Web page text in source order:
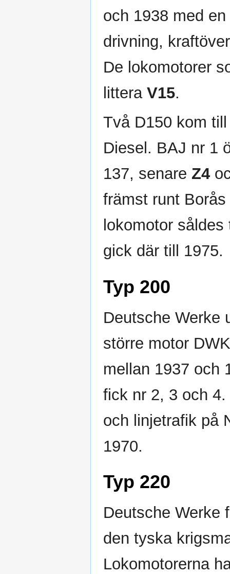
och 1938 med
drivning,
De lokomotorer
littera V15.
Två D150 kom
Diesel. BAJ nr 1
137, senare Z4
främst runt
lokomotor
gick där till 1975.
Typ 200
Deutsche Werke
större motor
mellan 1937 och
fick nr 2, 3 och
och linjetrafik på
1970.
Typ 220
Deutsche Werke
den tyska
Lokomotorerna